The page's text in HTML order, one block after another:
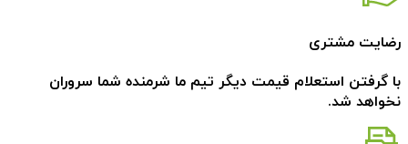
رضایت مشتری
با گرفتن استعلام قیمت دیگر تیم ما شرمنده شما سروران
نخواهد شد.